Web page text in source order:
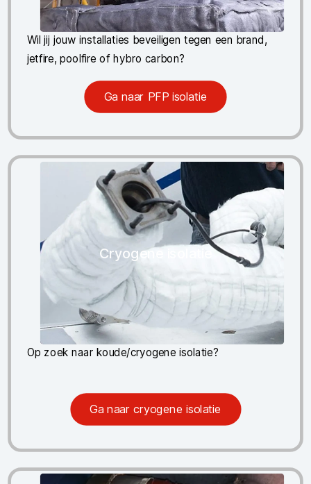
Wil jij jouw installaties beveiligen tegen een brand,
jetfire, poolfire of hybro carbon?
Ga naar PFP isolatie
Cryogene isolatie
Op zoek naar koude/cryogene isolatie?
Ga naar cryogene isolatie